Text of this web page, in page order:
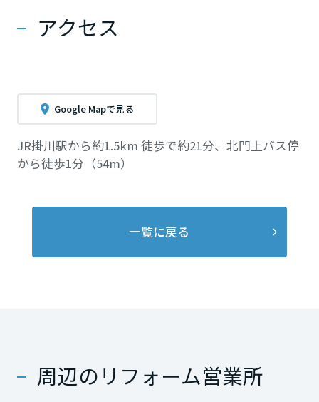
アクセス
Google Mapで見る
JR掛川駅から約1.5km 徒歩で約21分、北門上バス停
から徒歩1分（54m）
一覧に戻る
周辺のリフォーム営業所